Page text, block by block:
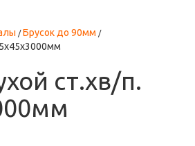
Брусок до 90мм
ст.хв/п.